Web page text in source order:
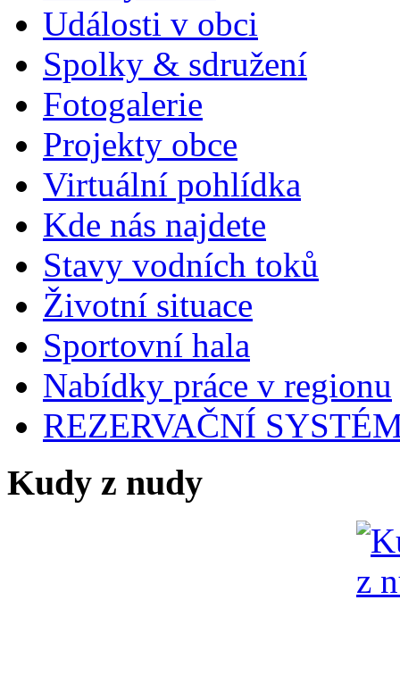
Události v obci
Spolky & sdružení
Fotogalerie
Projekty obce
Virtuální pohlídka
Kde nás najdete
Stavy vodních toků
Životní situace
Sportovní hala
Nabídky práce v regionu
REZERVAČNÍ
Kudy z nudy